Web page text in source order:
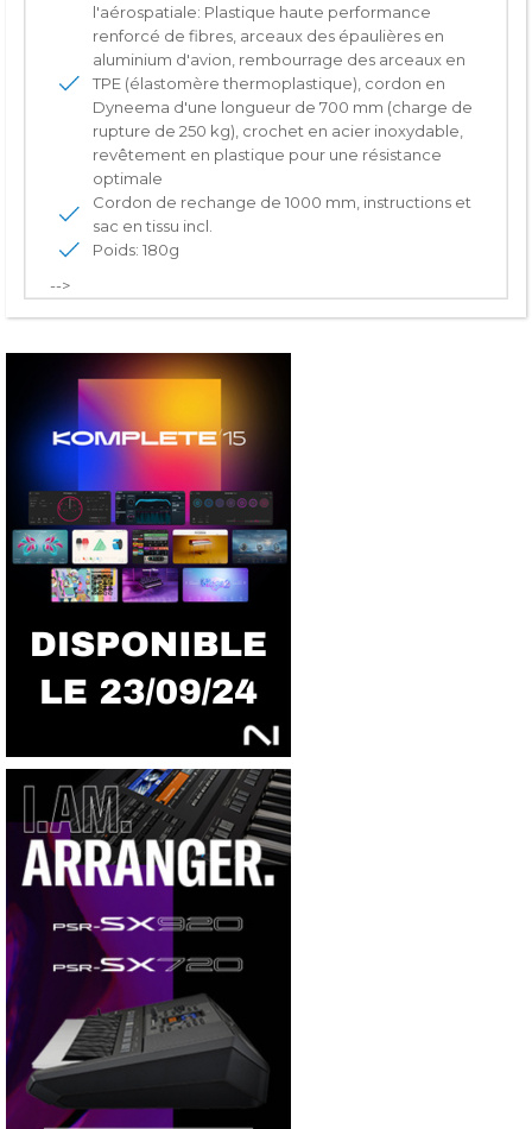
l'aérospatiale: Plastique haute performance
renforcé de fibres, arceaux des épaulières en
aluminium d'avion, rembourrage des arceaux en
TPE (élastomère thermoplastique), cordon en
Dyneema d'une longueur de 700 mm (charge de
rupture de 250 kg), crochet en acier inoxydable,
revêtement en plastique pour une résistance
optimale
Cordon de rechange de 1000 mm, instructions et
sac en tissu incl.
Poids: 180g
-->